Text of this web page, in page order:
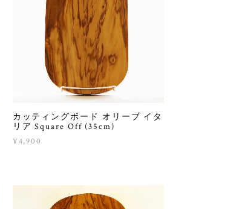
カッティングボード オリーブ イタ
リア Square Off (35cm)
¥4,900